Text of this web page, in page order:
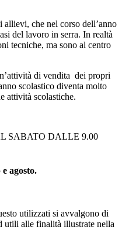
che nel corso dell’anno
del lavoro in serra. In realtà
tecniche, ma sono al centro
di vendita dei propri
scolastico diventa molto
attività scolastiche.
SABATO DALLE 9.00
agosto.
utilizzati si avvalgono di
utili alle finalità illustrate nella